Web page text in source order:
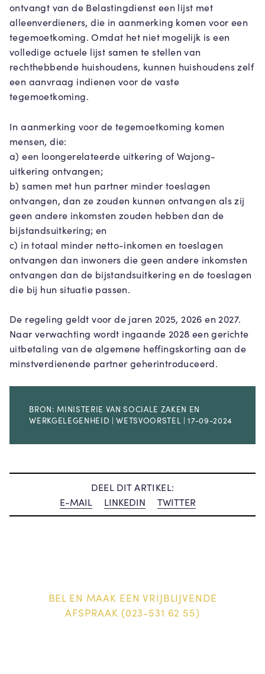
ontvangt van de Belastingdienst een lijst met
alleenverdieners, die in aanmerking komen voor een
tegemoetkoming. Omdat het niet mogelijk is een
volledige actuele lijst samen te stellen van
rechthebbende huishoudens, kunnen huishoudens zelf
een aanvraag indienen voor de vaste
tegemoetkoming.
In aanmerking voor de tegemoetkoming komen
mensen, die:
a) een loongerelateerde uitkering of Wajong-
uitkering ontvangen;
b) samen met hun partner minder toeslagen
ontvangen, dan ze zouden kunnen ontvangen als zij
geen andere inkomsten zouden hebben dan de
bijstandsuitkering; en
c) in totaal minder netto-inkomen en toeslagen
ontvangen dan inwoners die geen andere inkomsten
ontvangen dan de bijstandsuitkering en de toeslagen
die bij hun situatie passen.
De regeling geldt voor de jaren 2025, 2026 en 2027.
Naar verwachting wordt ingaande 2028 een gerichte
uitbetaling van de algemene heffingskorting aan de
minstverdienende partner geherintroduceerd.
BRON: MINISTERIE VAN SOCIALE ZAKEN EN
WERKGELEGENHEID | WETSVOORSTEL | 17-09-2024
DEEL DIT ARTIKEL:
E-MAIL
LINKEDIN TWITTER
BEL EN MAAK EEN VRIJBLIJVENDE
AFSPRAAK (023-531 62 55)